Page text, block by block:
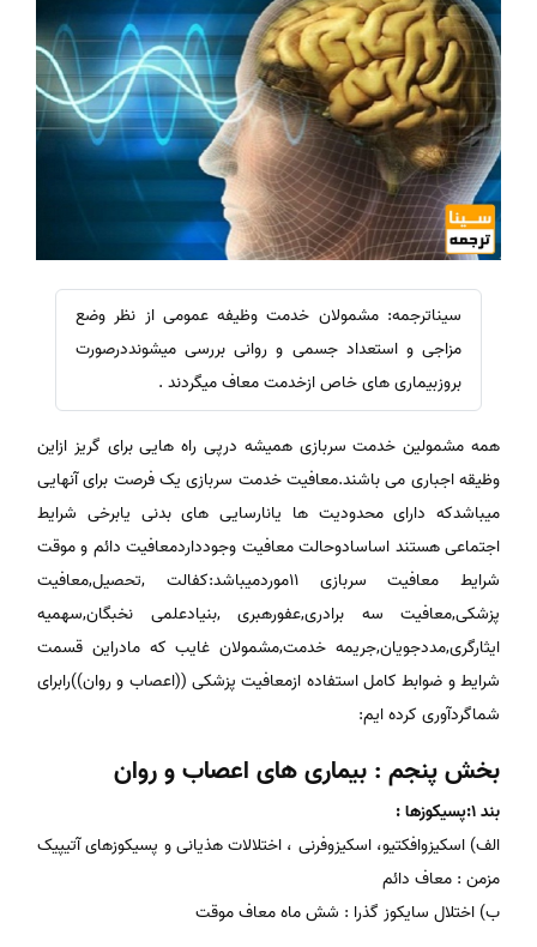
سیناترجمه: مشمولان خدمت وظیفه عمومی از نظر وضع
مزاجی و استعداد جسمی و روانی بررسی میشونددرصورت
بروزبیماری های خاص ازخدمت معاف میگردند .
همه مشمولین خدمت سربازی همیشه درپی راه هایی برای گریز ازاین
وظیقه اجباری می باشند.معافیت خدمت سربازی یک فرصت برای آنهایی
میباشدکه دارای محدودیت ها یانارسایی های بدنی یابرخی شرایط
اجتماعی هستند اساسادوحالت معافیت وجودداردمعافیت دائم و موقت
شرایط معافیت سربازی 11موردمیباشد:کفالت ,تحصیل,معافیت
پزشکی,معافیت سه برادری,عفورهبری ,بنیادعلمی نخبگان,سهمیه
ایثارگری,مددجویان,جریمه خدمت,مشمولان غایب که مادراین قسمت
شرایط و ضوابط کامل استفاده ازمعافیت پزشکی ((اعصاب و روان))رابرای
شماگردآوری کرده ایم:
بخش پنجم : بیماری های اعصاب و روان
بند 1:پسیکوزها :
الف) اسکیزوافکتیو، اسکیزوفرنی ، اختلالات هذیانی و پسیکوزهای آتیپیک
مزمن : معاف دائم
ب) اختلال سایکوز گذرا : شش ماه معاف موقت